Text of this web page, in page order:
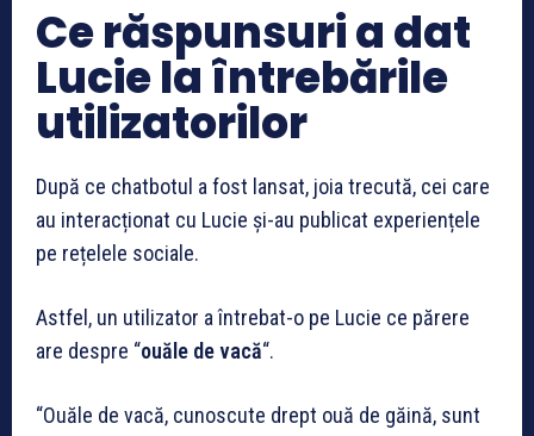
Ce răspunsuri a dat
Lucie la întrebările
utilizatorilor
După ce chatbotul a fost lansat, joia trecută, cei care
au interacționat cu Lucie și-au publicat experiențele
pe rețelele sociale.
Astfel, un utilizator a întrebat-o pe Lucie ce părere
are despre “ouăle de vacă“.
“Ouăle de vacă, cunoscute drept ouă de găină, sunt